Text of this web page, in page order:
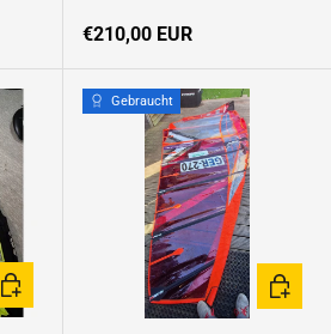
Normaler Preis
€210,00 EUR
IN DEN WARENKORB
Gebraucht